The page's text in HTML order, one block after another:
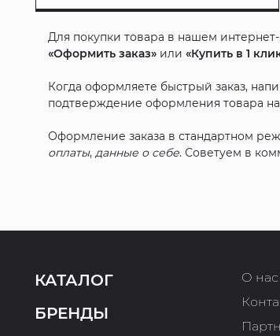
Для покупки товара в нашем
«Оформить заказ» или«Купить в 1
Когда оформляете быстрый заказ,
подтверждение оформления товара на
Оформление заказа в стандартном
оплаты,данные о себе. Советуем в
КАТАЛОГ
БРЕНДЫ
О нас